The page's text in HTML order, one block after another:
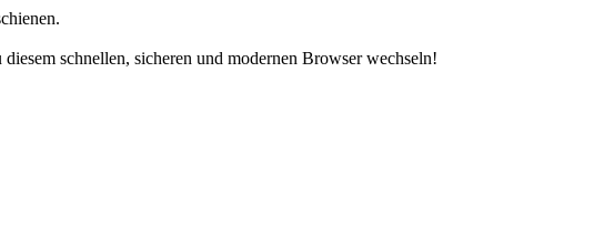
schnellen, sicheren und modernen Browser wechseln!